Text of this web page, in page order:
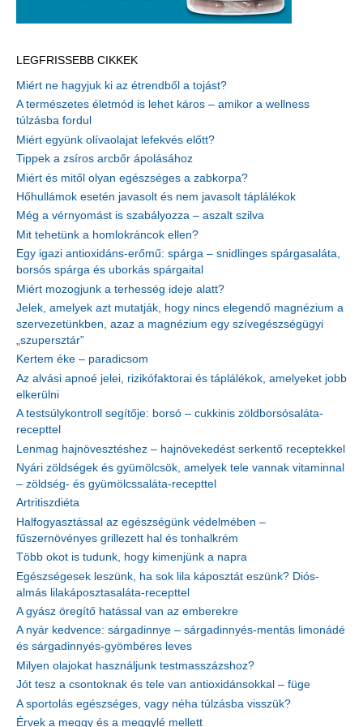
LEGFRISSEBB CIKKEK
Miért ne hagyjuk ki az étrendből a tojást?
A természetes életmód is lehet káros – amikor a wellness
túlzásba fordul
Miért együnk olívaolajat lefekvés előtt?
Tippek a zsíros arcbőr ápolásához
Miért és mitől olyan egészséges a zabkorpa?
Hőhullámok esetén javasolt és nem javasolt táplálékok
Még a vérnyomást is szabályozza – aszalt szilva
Mit tehetünk a homlokráncok ellen?
Egy igazi antioxidáns-erőmű: spárga – snidlinges spárgasaláta,
borsós spárga és uborkás spárgaital
Miért mozogjunk a terhesség ideje alatt?
Jelek, amelyek azt mutatják, hogy nincs elegendő magnézium a
szervezetünkben, azaz a magnézium egy szívegészségügyi
„szupersztár”
Kertem éke – paradicsom
Az alvási apnoé jelei, rizikófaktorai és táplálékok, amelyeket jobb
elkerülni
A testsúlykontroll segítője: borsó – cukkinis zöldborsósaláta-
recepttel
Lenmag hajnövesztéshez – hajnövekedést serkentő receptekkel
Nyári zöldségek és gyümölcsök, amelyek tele vannak vitaminnal
– zöldség- és gyümölcssaláta-recepttel
Artritiszdiéta
Halfogyasztással az egészségünk védelmében –
fűszernövényes grillezett hal és tonhalkrém
Több okot is tudunk, hogy kimenjünk a napra
Egészségesek leszünk, ha sok lila káposztát eszünk? Diós-
almás lilakáposztasaláta-recepttel
A gyász öregítő hatással van az emberekre
A nyár kedvence: sárgadinnye – sárgadinnyés-mentás limonádé
és sárgadinnyés-gyömbéres leves
Milyen olajokat használjunk testmasszázshoz?
Jót tesz a csontoknak és tele van antioxidánsokkal – füge
A sportolás egészséges, vagy néha túlzásba visszük?
Érvek a meggy és a meggylé mellett